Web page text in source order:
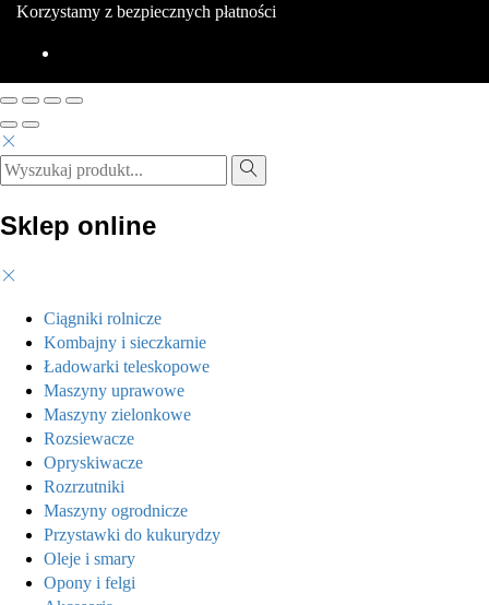
Korzystamy z bezpiecznych płatności
Sklep online
Ciągniki rolnicze
Kombajny i sieczkarnie
Ładowarki teleskopowe
Maszyny uprawowe
Maszyny zielonkowe
Rozsiewacze
Opryskiwacze
Rozrzutniki
Maszyny ogrodnicze
Przystawki do kukurydzy
Oleje i smary
Opony i felgi